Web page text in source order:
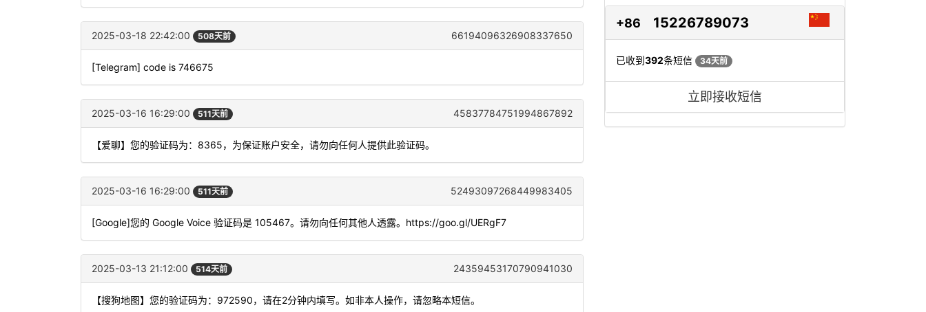
2025-03-18 22:42:00 508天前 66194096326908337650
[Telegram] code is 746675
2025-03-16 16:29:00 511天前 45837784751994867892
【爱聊】您的验证码为：8365，为保证账户安全，请勿向任何人提供此验证码。
2025-03-16 16:29:00 511天前 52493097268449983405
[Google]您的 Google Voice 验证码是 105467。请勿向任何其他人透露。https://goo.gl/UERgF7
2025-03-13 21:12:00 514天前 24359453170790941030
【搜狗地图】您的验证码为：972590，请在2分钟内填写。如非本人操作，请忽略本短信。
+86 15226789073
已收到392条短信 34天前
立即接收短信